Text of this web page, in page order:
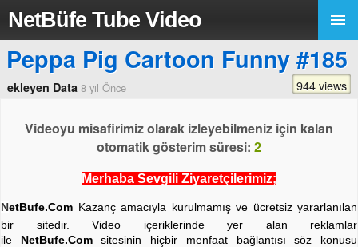
NetBüfe Tube Video
Peppa Pig Cartoon Funny #185
ekleyen Data 8 yıl Önce 944 views
Videoyu misafirimiz olarak izleyebilmeniz için kalan
otomatik gösterim süresi: 2
Merhaba Sevgili Ziyaretçilerimiz;
NetBufe.Com Kazanç amacıyla kurulmamış ve ücretsiz yararlanılan
bir sitedir. Video içeriklerinde yer alan reklamlar
ile NetBufe.Comsitesinin hiçbir menfaat bağlantısı söz konusu